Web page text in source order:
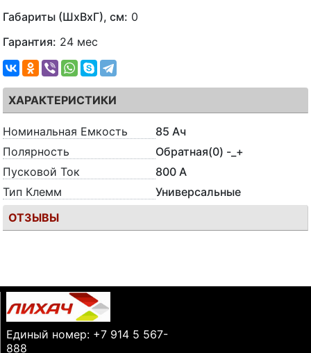
Габариты (ШхВхГ), см: 0
Гарантия: 24 мес
ХАРАКТЕРИСТИКИ
Номинальная Емкость
85 Ач
Полярность
Обратная(0) -_+
Пусковой Ток
800 А
Тип Клемм
Универсальные
ОТЗЫВЫ
Единый номер: +7 914 5 567-
888